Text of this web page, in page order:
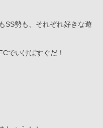
SS勢も、それぞれ好きな遊
でいけばすぐだ！